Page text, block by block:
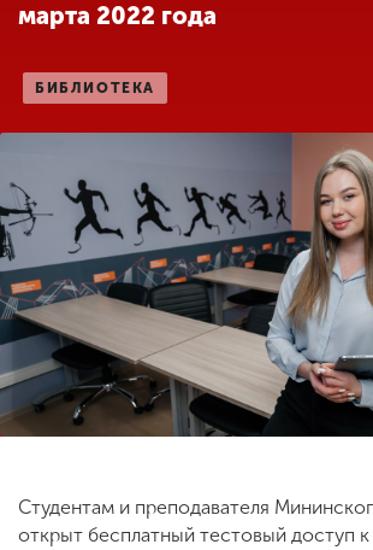
Международная
Другие виды
Студенческая жизнь
Сведения об
образовательной
организации
марта 2022 года
БИБЛИОТЕКА
Студентам и преподавателя
открыт бесплатный тестовый доступ